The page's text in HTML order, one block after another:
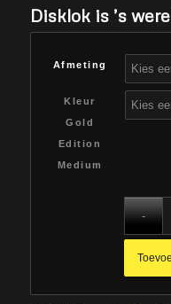
Disklok is ’s
Afmeting
Kleur
Gold
Edition
Medium